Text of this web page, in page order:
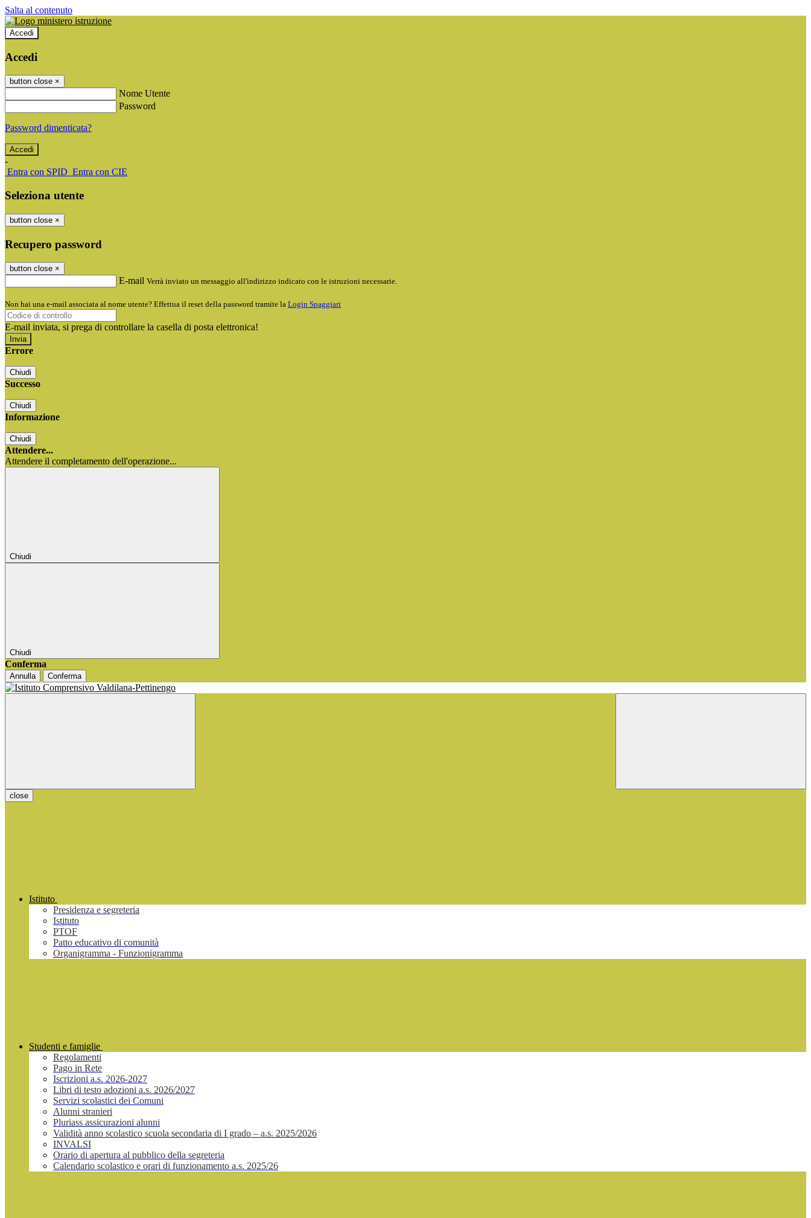
Salta al contenuto
Accedi
Accedi
button close ×
Nome Utente
Password
Password dimenticata?
-
Entra con SPID Entra con CIE
Seleziona utente
button close ×
Recupero password
button close ×
E-mail Verrà inviato un messaggio all'indirizzo indicato con le istruzioni necessarie.
Non hai una e-mail associata al nome utente? Effettua il reset della password tramite la Login Spaggiari
E-mail inviata, si prega di controllare la casella di posta elettronica!
Errore
Chiudi
Successo
Chiudi
Informazione
Chiudi
Attendere...
Attendere il completamento dell'operazione...
Chiudi
Chiudi
Conferma
Annulla Conferma
close
Istituto
Presidenza e segreteria
Istituto
PTOF
Patto educativo di comunità
Organigramma - Funzionigramma
Studenti e famiglie
Regolamenti
Pago in Rete
Iscrizioni a.s. 2026-2027
Libri di testo adozioni a.s. 2026/2027
Servizi scolastici dei Comuni
Alunni stranieri
Pluriass assicurazioni alunni
Validità anno scolastico scuola secondaria di I grado – a.s. 2025/2026
INVALSI
Orario di apertura al pubblico della segreteria
Calendario scolastico e orari di funzionamento a.s. 2025/26